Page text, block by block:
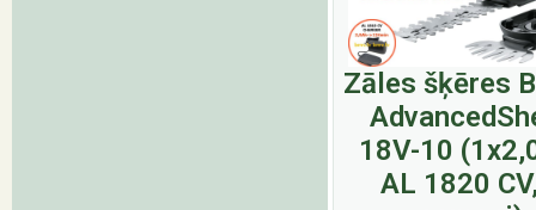
Zāles šķēres
18V-10
AL 1820